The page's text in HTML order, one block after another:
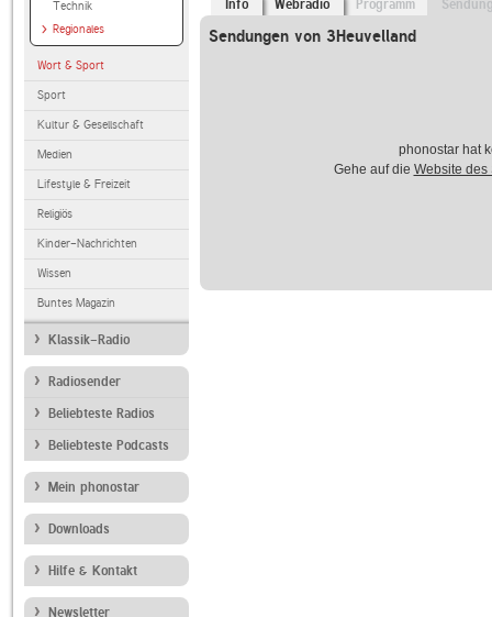
Technik
Regionales
Wort & Sport
Sport
Kultur & Gesellschaft
Medien
Lifestyle & Freizeit
Religiös
Kinder-Nachrichten
Wissen
Buntes Magazin
Klassik-Radio
Radiosender
Beliebteste Radios
Beliebteste Podcasts
Mein phonostar
Downloads
Hilfe & Kontakt
Newsletter
Info Webradio Programm
Sendungen von 3Heuvelland
phonostar hat
Gehe auf die Website des